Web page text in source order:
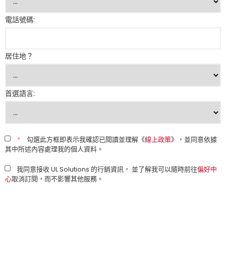
電話號碼:
居住地？
首選語言:
* 勾選此方框即表示我確認已閱讀並理解《線上政策》，並同意依據
其中所述內容處理我的個人資料。
我同意接收 UL Solutions 的行銷資訊， 並了解我可以隨時前往偏好中
心取消訂閱，而不影響其他服務。